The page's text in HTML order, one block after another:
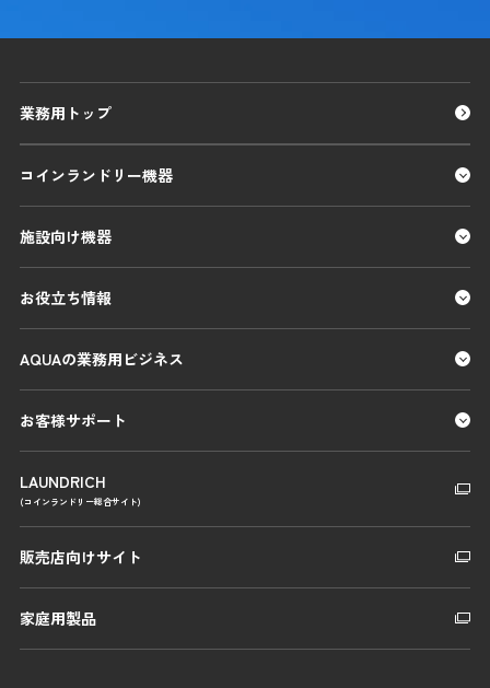
業務用トップ
コインランドリー機器
施設向け機器
お役立ち情報
AQUAの業務用ビジネス
お客様サポート
LAUNDRICH
(コインランドリー総合サイト)
販売店向けサイト
家庭用製品